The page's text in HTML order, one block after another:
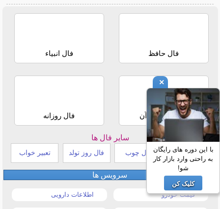
فال حافظ فال انبیاء
استخاره با قرآن فال روزانه
سایر فال ها
طالع بینی هندی فال چوب فال روز تولد تعبیر خواب
سرویس ها
قیمت خودرو اطلاعات دارویی
×
با این دوره های رایگان
به راحتی وارد بازار کار
شو!
کلیک کن